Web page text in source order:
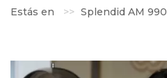
Estás en Splendid AM 990